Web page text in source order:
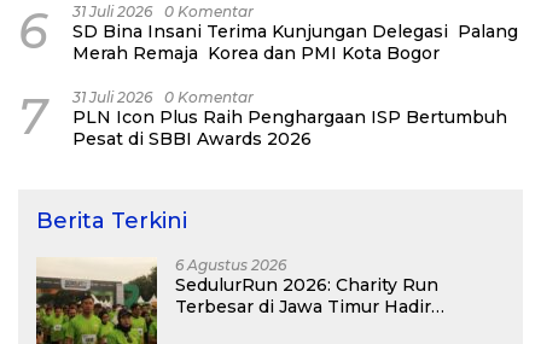
6 31 Juli 2026 0 Komentar
SD Bina Insani Terima Kunjungan Delegasi Palang
Merah Remaja Korea dan PMI Kota Bogor
7 31 Juli 2026 0 Komentar
PLN Icon Plus Raih Penghargaan ISP Bertumbuh
Pesat di SBBI Awards 2026
Berita Terkini
6 Agustus 2026
SedulurRun 2026: Charity Run
Terbesar di Jawa Timur Hadir